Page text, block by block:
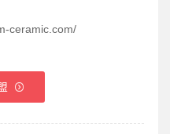
ceramic.com/